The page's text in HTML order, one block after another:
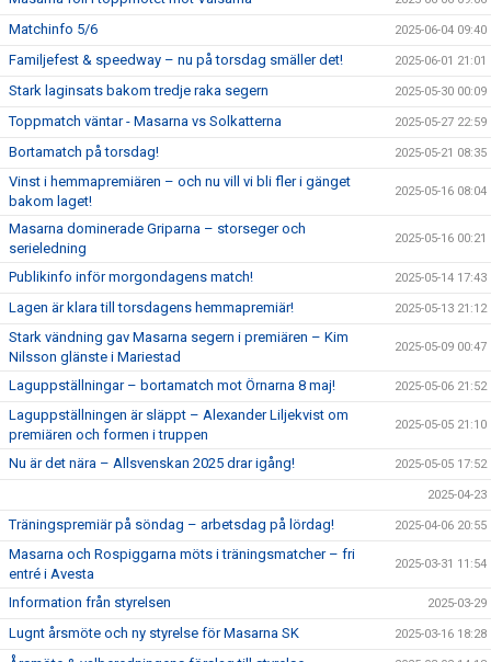
Matchinfo 5/6 2025-06-04 09:40
Familjefest & speedway – nu på torsdag smäller det! 2025-06-01 21:01
Stark laginsats bakom tredje raka segern 2025-05-30 00:09
Toppmatch väntar - Masarna vs Solkatterna 2025-05-27 22:59
Bortamatch på torsdag! 2025-05-21 08:35
Vinst i hemmapremiären – och nu vill vi bli fler i gänget
bakom laget!
2025-05-16 08:04
Masarna dominerade Griparna – storseger och
serieledning
2025-05-16 00:21
Publikinfo inför morgondagens match! 2025-05-14 17:43
Lagen är klara till torsdagens hemmapremiär! 2025-05-13 21:12
Stark vändning gav Masarna segern i premiären – Kim
Nilsson glänste i Mariestad
2025-05-09 00:47
Laguppställningar – bortamatch mot Örnarna 8 maj! 2025-05-06 21:52
Laguppställningen är släppt – Alexander Liljekvist om
premiären och formen i truppen
2025-05-05 21:10
Nu är det nära – Allsvenskan 2025 drar igång! 2025-05-05 17:52
2025-04-23
Träningspremiär på söndag – arbetsdag på lördag! 2025-04-06 20:55
Masarna och Rospiggarna möts i träningsmatcher – fri
entré i Avesta
2025-03-31 11:54
Information från styrelsen 2025-03-29
Lugnt årsmöte och ny styrelse för Masarna SK 2025-03-16 18:28